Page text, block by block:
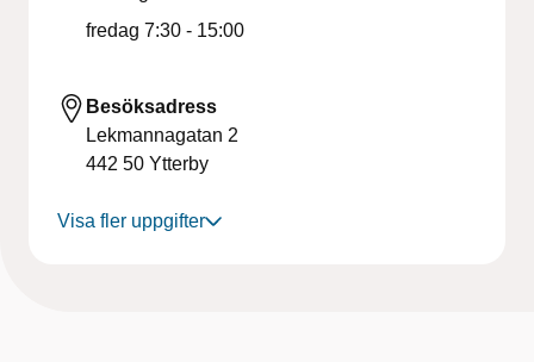
fredag 7:30 - 15:00
Besöksadress
Lekmannagatan 2
442 50 Ytterby
Visa fler uppgifter